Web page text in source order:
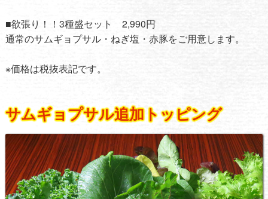
■欲張り！！3種盛セット 2,990円
通常のサムギョプサル・ねぎ塩・赤豚をご用意します。
※価格は税抜表記です。
サムギョプサル追加トッピング